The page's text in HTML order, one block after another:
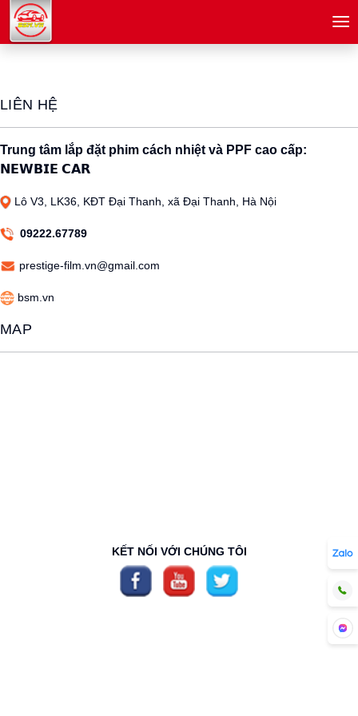
menu
LIÊN HỆ
Trung tâm lắp đặt phim cách nhiệt và PPF cao cấp:
𝗡𝗘𝗪𝗕𝗜𝗘 𝗖𝗔𝗥
Lô V3, LK36, KĐT Đại Thanh, xã Đại Thanh, Hà Nội
09222.67789
prestige-film.vn@gmail.com
bsm.vn
MAP
KẾT NỐI VỚI CHÚNG TÔI